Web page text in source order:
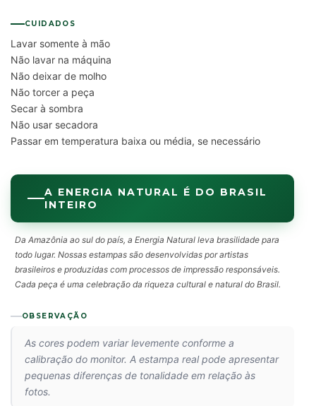
CUIDADOS
Lavar somente à mão
Não lavar na máquina
Não deixar de molho
Não torcer a peça
Secar à sombra
Não usar secadora
Passar em temperatura baixa ou média, se necessário
A ENERGIA NATURAL É DO BRASIL
INTEIRO
Da Amazônia ao sul do país, a Energia Natural leva brasilidade para
todo lugar. Nossas estampas são desenvolvidas por artistas
brasileiros e produzidas com processos de impressão responsáveis.
Cada peça é uma celebração da riqueza cultural e natural do Brasil.
OBSERVAÇÃO
As cores podem variar levemente conforme a
calibração do monitor. A estampa real pode apresentar
pequenas diferenças de tonalidade em relação às
fotos.